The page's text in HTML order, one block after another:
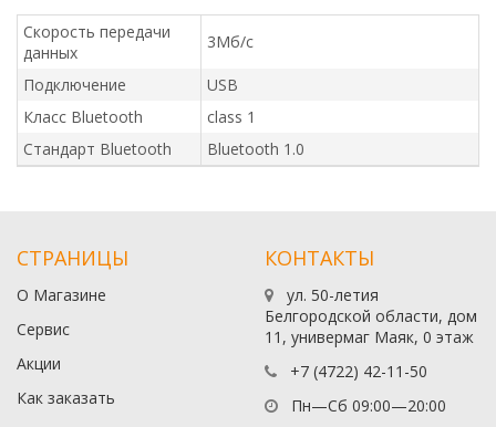
Скорость передачи
данных
3Мб/с
Подключение
USB
Класс Bluetooth
class 1
Стандарт Bluetooth
Bluetooth 1.0
СТРАНИЦЫ
О Магазине
Сервис
Акции
Как заказать
КОНТАКТЫ
ул. 50-летия
Белгородской области, дом
11, универмаг Маяк, 0 этаж
+7 (4722) 42-11-50
Пн—Сб 09:00—20:00